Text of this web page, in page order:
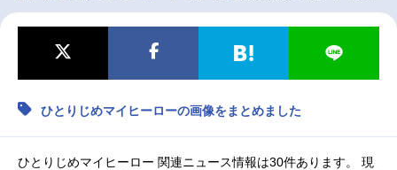
マンガ・ラノベ ゲーム・アプリ 音楽 コスプレ
最新記事一覧
ひとりじめマイヒーローの画像をまとめました
ひとりじめマイヒーロー 関連ニュース情報は30件あります。 現